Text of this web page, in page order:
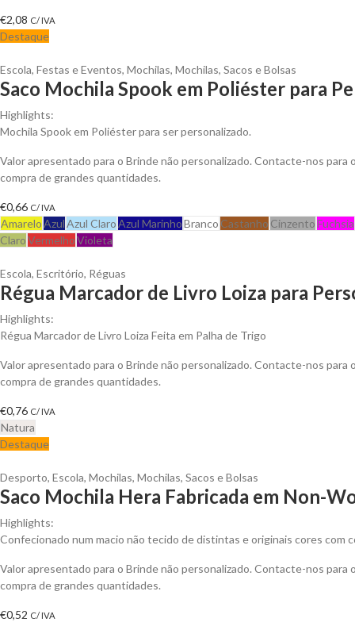
€2,08 C/ IVA
Destaque
Escola, Festas e Eventos, Mochilas, Mochilas, Sacos e Bolsas
Saco Mochila Spook em Poliéster para
Highlights:
Mochila Spook em Poliéster para ser personalizado.
Valor apresentado para o Brinde não personalizado. Contacte-nos para
compra de grandes quantidades.
€0,66 C/ IVA
AmareloAzulAzul ClaroAzul MarinhoBranco Castanho CinzentoFuchsia
ClaroVermelhoVioleta
Escola, Escritório, Réguas
Régua Marcador de Livro Loiza para
Highlights:
Régua Marcador de Livro Loiza Feita em Palha de Trigo
Valor apresentado para o Brinde não personalizado. Contacte-nos para
compra de grandes quantidades.
€0,76 C/ IVA
Natura
Destaque
Desporto, Escola, Mochilas, Mochilas, Sacos e Bolsas
Saco Mochila Hera Fabricada em Non-
Highlights:
Confecionado num macio não tecido de distintas e originais cores com
Valor apresentado para o Brinde não personalizado. Contacte-nos para
compra de grandes quantidades.
€0,52 C/ IVA